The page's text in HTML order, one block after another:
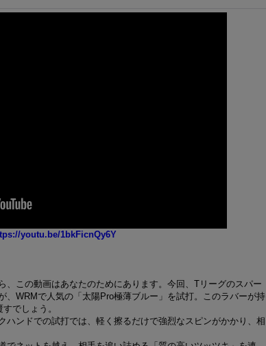
youtu.be/1bkFicnQy6Y
、この動画はあなたのためにあります。今回、Tリーグのスパー
、WRMで人気の「太陽Pro極薄ブルー」を試打。このラバーが持
でしょう。
ハンドでの試打では、軽く擦るだけで強烈なスピンがかかり、相